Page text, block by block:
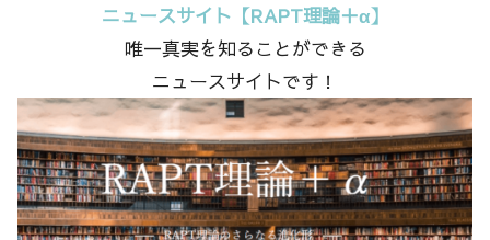
ニュースサイト【RAPT理論＋α】
唯一真実を知ることができる
ニュースサイトです！